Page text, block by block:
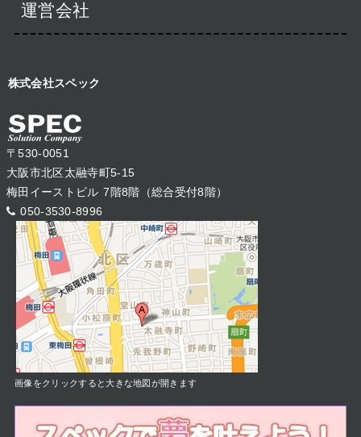
運営会社
株式会社スペック
〒530-0051
大阪市北区太融寺町5-15
梅田イーストビル 7階8階（総合受付8階）
050-3530-8996
画像をクリックすると大きな地図が開きます